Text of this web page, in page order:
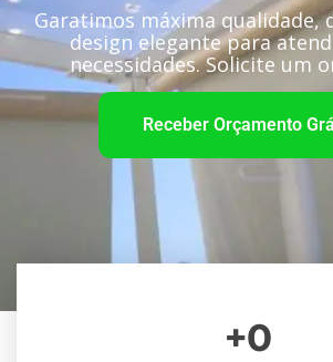
Garatimos máxima qualidade,
design elegante para
necessidades. Solicite um
Receber Orçamento
+0